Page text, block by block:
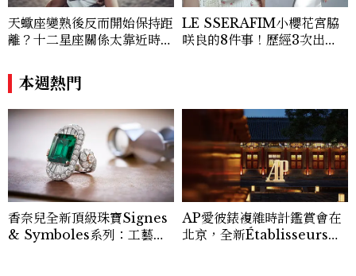
天蠍座變熟後反而開始保持距
離？十二星座關係太靠近時最
壓力就先躲起來
LE SSERAFIM小櫻花宮脇
咲良的8件事！歷經3次出
本週熱門
香奈兒全新頂級珠寶Signes
& Symboles系列：工藝解
AP愛彼錶複雜時計鑑賞會在
北京，全新Établisseurs工